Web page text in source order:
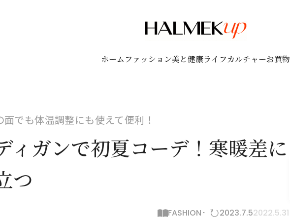
ホーム ファッション美と健康ライフカルチャーお買物
面でも体温調整にも使えて便利！
ィガンで初夏コーデ！寒暖差に
つ
FASHION 2023.7.52022.5.31